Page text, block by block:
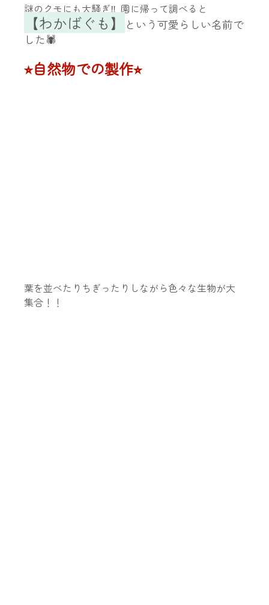
謎のクモにも大騒ぎ‼️  園に帰って調べると
【わかばぐも】
という可愛らしい名前で
した🕷️
⭐︎自然物での製作⭐︎
葉を並べたりちぎったりしながら色々な生物が大
集合！！